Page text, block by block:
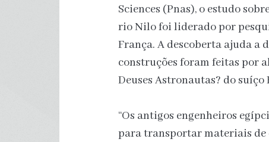
Sciences (Pnas), o estudo
rio Nilo foi liderado por
França. A descoberta ajuda a
construções foram feitas por
Deuses Astronautas? do
“Os antigos engenheiros
para transportar materiais de